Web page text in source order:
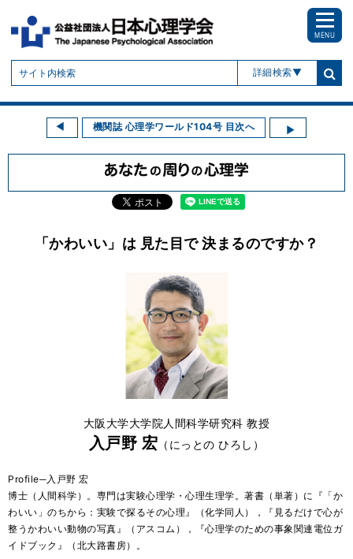
詳細検索
MENU
機関誌 心理学ワールド104号 目次へ
「かわいい」は 見た目で 決まるのですか？
大阪大学大学院人間科学研究科 教授
入戸野 宏 （にっとの ひろし）
Profile─入戸野 宏
博士（人間科学）。専門は実験心理学・心理生理学。著書（単著）に『「か
わいい」のちから：実験で探るその心理』（化学同人），『見るだけで心が
整うかわいい動物の写真』（アスコム），『心理学のための事象関連電位ガ
イドブック』（北大路書房）。